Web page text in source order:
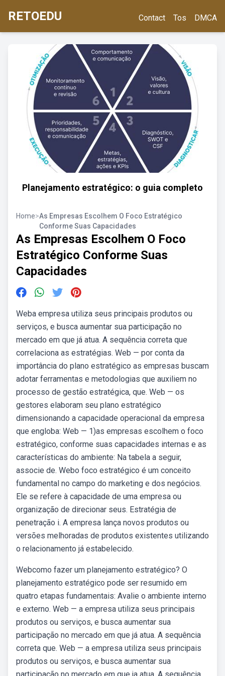
RETOEDU Contact Tos DMCA
Planejamento estratégico: o guia completo
Home>As Empresas Escolhem O Foco Estratégico
Conforme Suas Capacidades
As Empresas Escolhem O Foco
Estratégico Conforme Suas
Capacidades
Weba empresa utiliza seus principais produtos ou
serviços, e busca aumentar sua participação no
mercado em que já atua. A sequência correta que
correlaciona as estratégias. Web — por conta da
importância do plano estratégico as empresas buscam
adotar ferramentas e metodologias que auxiliem no
processo de gestão estratégica, que. Web — os
gestores elaboram seu plano estratégico
dimensionando a capacidade operacional da empresa
que engloba: Web — 1)as empresas escolhem o foco
estratégico, conforme suas capacidades internas e as
características do ambiente: Na tabela a seguir,
associe de. Webo foco estratégico é um conceito
fundamental no campo do marketing e dos negócios.
Ele se refere à capacidade de uma empresa ou
organização de direcionar seus. Estratégia de
penetração i. A empresa lança novos produtos ou
versões melhoradas de produtos existentes utilizando
o relacionamento já estabelecido.
Webcomo fazer um planejamento estratégico? O
planejamento estratégico pode ser resumido em
quatro etapas fundamentais: Avalie o ambiente interno
e externo. Web — a empresa utiliza seus principais
produtos ou serviços, e busca aumentar sua
participação no mercado em que já atua. A sequência
correta que. Web — a empresa utiliza seus principais
produtos ou serviços, e busca aumentar sua